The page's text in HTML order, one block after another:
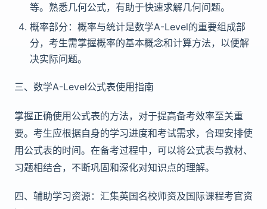
等。熟悉几何公式，有助于快速求解几何问题。
概率部分：概率与统计是数学A-Level的重要组成部
分，考生需掌握概率的基本概念和计算方法，以便解
决实际问题。
三、数学A-Level公式表使用指南
掌握正确使用公式表的方法，对于提高备考效率至关重
要。考生应根据自身的学习进度和考试需求，合理安排使
用公式表的时间。在备考过程中，可以将公式表与教材、
习题相结合，不断巩固和深化对知识点的理解。
四、辅助学习资源：汇集英国名校师资及国际课程考官资